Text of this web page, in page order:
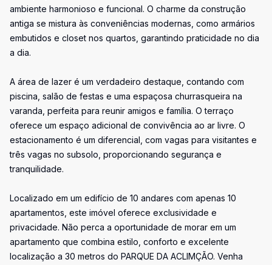
ambiente harmonioso e funcional. O charme da construção
antiga se mistura às conveniências modernas, como armários
embutidos e closet nos quartos, garantindo praticidade no dia
a dia.
A área de lazer é um verdadeiro destaque, contando com
piscina, salão de festas e uma espaçosa churrasqueira na
varanda, perfeita para reunir amigos e família. O terraço
oferece um espaço adicional de convivência ao ar livre. O
estacionamento é um diferencial, com vagas para visitantes e
três vagas no subsolo, proporcionando segurança e
tranquilidade.
Localizado em um edifício de 10 andares com apenas 10
apartamentos, este imóvel oferece exclusividade e
privacidade. Não perca a oportunidade de morar em um
apartamento que combina estilo, conforto e excelente
localização a 30 metros do PARQUE DA ACLIMÇÃO. Venha